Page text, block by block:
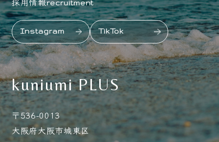
recruitment
Instagram TikTok
kuniumi PLUS
〒536-0013
大阪府大阪市城東区